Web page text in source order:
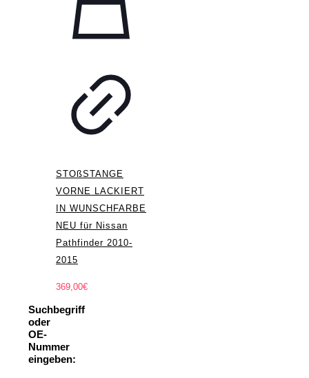
STOßSTANGE
VORNE LACKIERT
IN WUNSCHFARBE
NEU für Nissan
Pathfinder 2010-
2015
369,00€
Suchbegriff
oder
OE-
Nummer
eingeben: